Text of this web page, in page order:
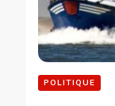
POLITIQUE